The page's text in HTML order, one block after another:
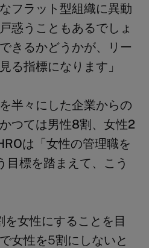
フラット型組織に異動
惑うこともあるでしょ
きるかどうかが、リー
る指標になります」
半々にした企業からの
つては男性8割、女性2
は「女性の管理職を
目標を踏まえて、こう
を女性にすることを目
女性を5割にしないと